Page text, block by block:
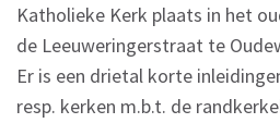
Katholieke Kerk plaats in het
de Leeuweringerstraat te
Er is een drietal korte
resp. kerken m.b.t. de